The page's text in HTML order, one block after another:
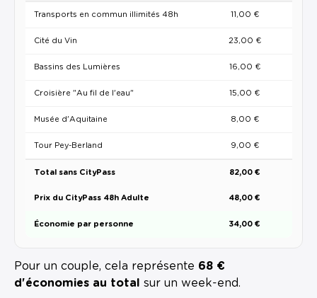
Transports en commun illimités 48h 11,00 €
Cité du Vin 23,00 €
Bassins des Lumières 16,00 €
Croisière "Au fil de l'eau" 15,00 €
Musée d'Aquitaine 8,00 €
Tour Pey-Berland 9,00 €
Total sans CityPass 82,00 €
Prix du CityPass 48h Adulte 48,00 €
Économie par personne 34,00 €
Pour un couple, cela représente 68 €
d'économies au total
sur un week-end.